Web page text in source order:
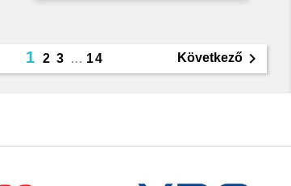
123 … 14 Következő